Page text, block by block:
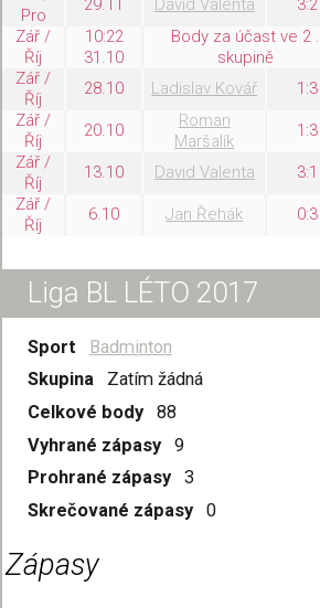
Pro
29.11 David Valenta 3:2
Zář /
Říj
10:22
31.10
Body za účast ve 2 .
skupině
Zář /
Říj
28.10 Ladislav Kovář 1:3
Zář /
Říj
20.10
Roman
Maršalík
1:3
Zář /
Říj
13.10 David Valenta 3:1
Zář /
Říj
6.10 Jan Řehák 0:3
Liga BL LÉTO 2017
Sport
Badminton
Skupina
Zatím žádná
Celkové body
88
Vyhrané zápasy
9
Prohrané zápasy
3
Skrečované zápasy
0
Zápasy